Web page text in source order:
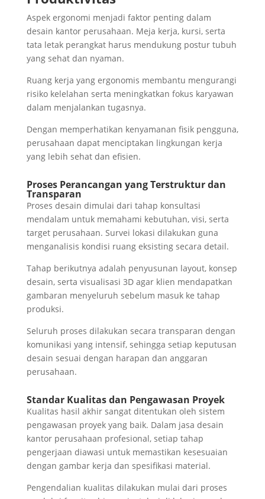
Aspek ergonomi menjadi faktor penting dalam
desain kantor perusahaan. Meja kerja, kursi, serta
tata letak perangkat harus mendukung postur tubuh
yang sehat dan nyaman.
Ruang kerja yang ergonomis membantu mengurangi
risiko kelelahan serta meningkatkan fokus karyawan
dalam menjalankan tugasnya.
Dengan memperhatikan kenyamanan fisik pengguna,
perusahaan dapat menciptakan lingkungan kerja
yang lebih sehat dan efisien.
Proses Perancangan yang Terstruktur dan
Transparan
Proses desain dimulai dari tahap konsultasi
mendalam untuk memahami kebutuhan, visi, serta
target perusahaan. Survei lokasi dilakukan guna
menganalisis kondisi ruang eksisting secara detail.
Tahap berikutnya adalah penyusunan layout, konsep
desain, serta visualisasi 3D agar klien mendapatkan
gambaran menyeluruh sebelum masuk ke tahap
produksi.
Seluruh proses dilakukan secara transparan dengan
komunikasi yang intensif, sehingga setiap keputusan
desain sesuai dengan harapan dan anggaran
perusahaan.
Standar Kualitas dan Pengawasan Proyek
Kualitas hasil akhir sangat ditentukan oleh sistem
pengawasan proyek yang baik. Dalam jasa desain
kantor perusahaan profesional, setiap tahap
pengerjaan diawasi untuk memastikan kesesuaian
dengan gambar kerja dan spesifikasi material.
Pengendalian kualitas dilakukan mulai dari proses